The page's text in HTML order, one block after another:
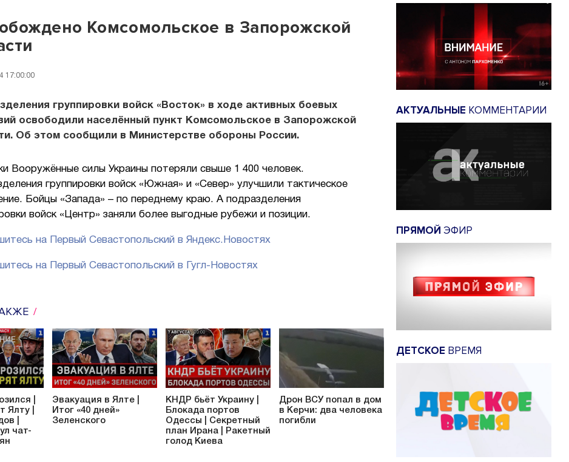
Комсомольское в Запорожской
17:00:00
группировки войск «Восток» в ходе активных боевых
освободили населённый пункт Комсомольское в Запорожской
Об этом сообщили в Министерстве обороны России.
Вооружённые силы Украины потеряли свыше 1 400 человек.
группировки войск «Южная» и «Север» улучшили тактическое
Бойцы «Запада» – по переднему краю. А подразделения
войск «Центр» заняли более выгодные рубежи и позиции.
на Первый Севастопольский в Яндекс.Новостях
на Первый Севастопольский в Гугл-Новостях
|
Ялту |
|
чат-
Эвакуация в Ялте |
Итог «40 дней»
Зеленского
КНДР бьёт Украину |
Блокада портов
Одессы | Секретный
план Ирана | Ракетный
голод Киева
Дрон ВСУ попал в дом
в Керчи: два человека
погибли
АКТУАЛЬНЫЕ КОММЕНТАРИИ
ПРЯМОЙ ЭФИР
ДЕТСКОЕ ВРЕМЯ